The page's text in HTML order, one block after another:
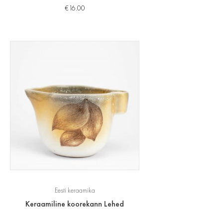
€16.00
Eesti keraamika
Keraamiline koorekann Lehed